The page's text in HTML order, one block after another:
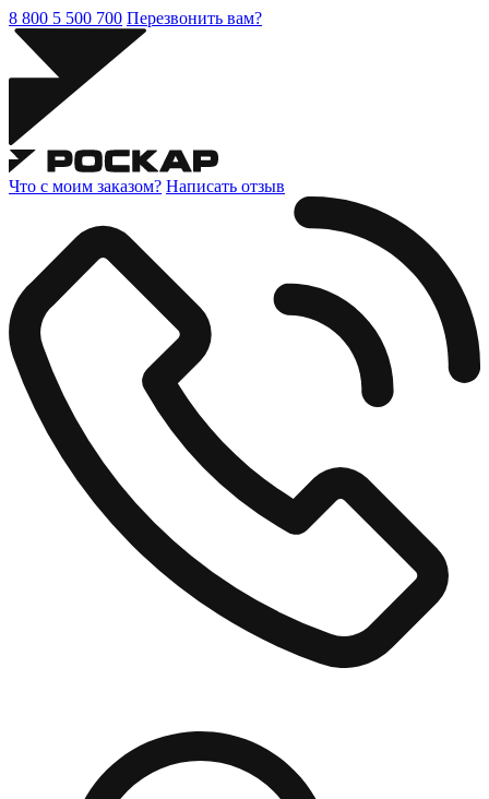
8 800 5 500 700 Перезвонить вам?
Что с моим заказом? Написать отзыв